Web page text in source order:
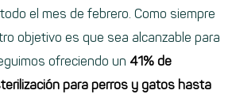
el mes de febrero. Como siempre
objetivo es que sea alcanzable para
ofreciendo un 41% de
para perros y gatos hasta